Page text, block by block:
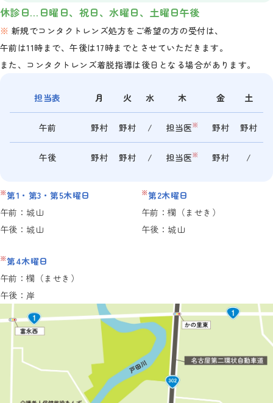
休診日…日曜日、祝日、水曜日、土曜日午後
新規でコンタクトレンズ処方をご希望の方の受付は、
午前は11時まで、午後は17時までとさせていただきます。
また、コンタクトレンズ着脱指導は後日となる場合があります。
担当表 月 火 水 木 金 土
午前 野村 野村 / 担当医※ 野村 野村
午後 野村 野村 / 担当医※ 野村 /
※第1・第3・第5木曜日
午前：城山
午後：城山
※第2木曜日
午前：欄（ませき）
午後：城山
※第4木曜日
午前：欄（ませき）
午後：岸